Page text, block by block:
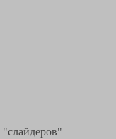
"слайдеров"